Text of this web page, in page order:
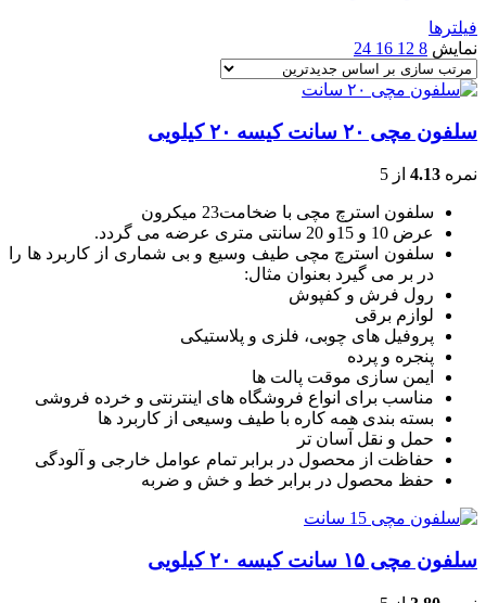
فیلترها
نمایش 8
12
16
24
سلفون مچی ۲۰ سانت کیسه ۲۰ کیلویی
نمره 4.13 از 5
سلفون استرچ مچی با ضخامت23 میکرون
عرض 10 و 15و 20 سانتی متری عرضه می گردد.
سلفون استرچ مچی طیف وسیع و بی شماری از کاربرد ها را
در بر می گیرد بعنوان مثال:
رول فرش و کفپوش
لوازم برقی
پروفیل های چوبی، فلزی و پلاستیکی
پنجره و پرده
ایمن سازی موقت پالت ها
مناسب برای انواع فروشگاه های اینترنتی و خرده فروشی
بسته بندی همه کاره با طیف وسیعی از کاربرد ها
حمل و نقل آسان تر
حفاظت از محصول در برابر تمام عوامل خارجی و آلودگی
حفظ محصول در برابر خط و خش و ضربه
سلفون مچی ۱۵ سانت کیسه ۲۰ کیلویی